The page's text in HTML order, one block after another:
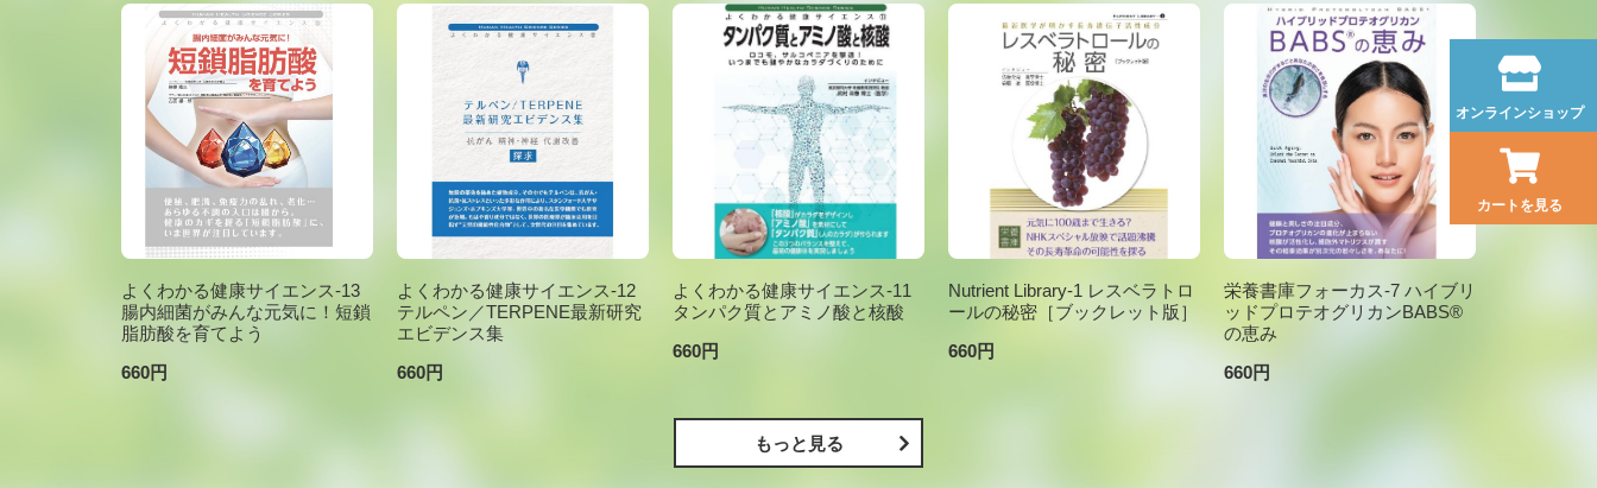
オンラインショップ
カートを見る
よくわかる健康サイエンス-13
腸内細菌がみんな元気に！短鎖
脂肪酸を育てよう
660円
よくわかる健康サイエンス-12
テルペン／TERPENE最新研究
エビデンス集
660円
よくわかる健康サイエンス-11
タンパク質とアミノ酸と核酸
660円
Nutrient Library-1 レスベラトロ
ールの秘密［ブックレット版］
660円
栄養書庫フォーカス-7 ハイブリ
ッドプロテオグリカンBABS®
の恵み
660円
もっと見る